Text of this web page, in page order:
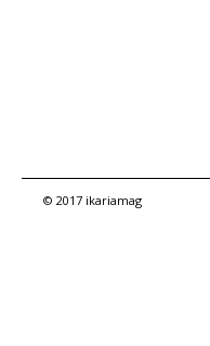
© 2017 ikariamag